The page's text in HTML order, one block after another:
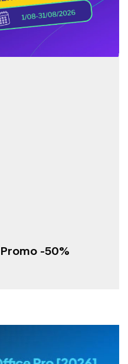
-50%